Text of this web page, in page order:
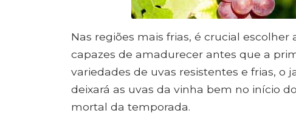
Nas regiões mais frias, é crucial
capazes de amadurecer antes que a
variedades de uvas resistentes e frias,
deixará as uvas da vinha bem no início
mortal da temporada.